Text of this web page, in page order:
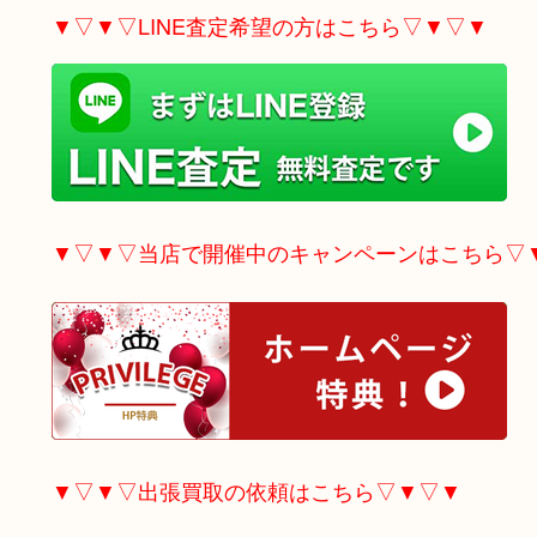
▼▽▼▽LINE査定希望の方はこちら▽▼▽▼
▼▽▼▽当店で開催中のキャンペーンはこち
▼▽▼▽出張買取の依頼はこちら▽▼▽▼